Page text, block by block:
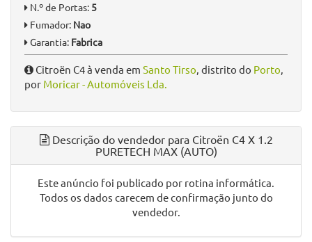
N.º de Portas: 5
Fumador: Nao
Garantia: Fabrica
Citroën C4 à venda em Santo Tirso, distrito do Porto,
por Moricar - Automóveis Lda.
Descrição do vendedor para Citroën C4 X 1.2
PURETECH MAX (AUTO)
Este anúncio foi publicado por rotina informática.
Todos os dados carecem de confirmação junto do
vendedor.